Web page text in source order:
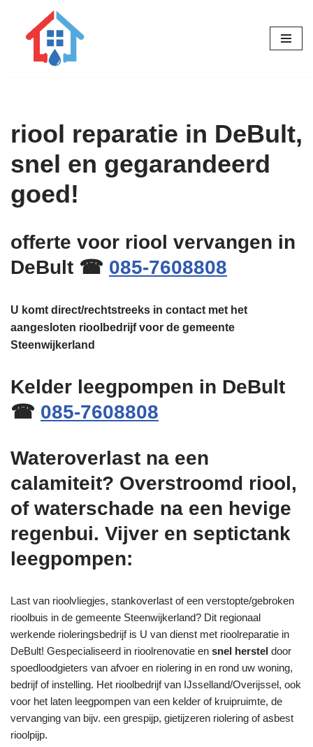
riool reparatie in DeBult,
snel en gegarandeerd
goed!
offerte voor riool vervangen in
DeBult ☎ 085-7608808
U komt direct/rechtstreeks in contact met het
aangesloten rioolbedrijf voor de gemeente
Steenwijkerland
Kelder leegpompen in DeBult
☎ 085-7608808
Wateroverlast na een
calamiteit? Overstroomd riool,
of waterschade na een hevige
regenbui. Vijver en septictank
leegpompen:
Last van rioolvliegjes, stankoverlast of een verstopte/gebroken
rioolbuis in de gemeente Steenwijkerland? Dit regionaal
werkende rioleringsbedrijf is U van dienst met rioolreparatie in
DeBult! Gespecialiseerd in rioolrenovatie en snel herstel door
spoedloodgieters van afvoer en riolering in en rond uw woning,
bedrijf of instelling. Het rioolbedrijf van IJsselland/Overijssel, ook
voor het laten leegpompen van een kelder of kruipruimte, de
vervanging van bijv. een grespijp, gietijzeren riolering of asbest
rioolpijp.